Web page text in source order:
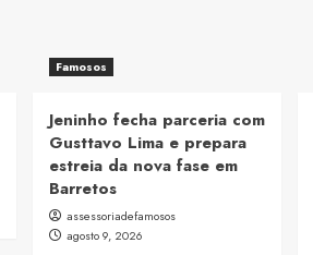
Famosos
Jeninho fecha parceria com
Gusttavo Lima e prepara
estreia da nova fase em
Barretos
assessoriadefamosos
agosto 9, 2026